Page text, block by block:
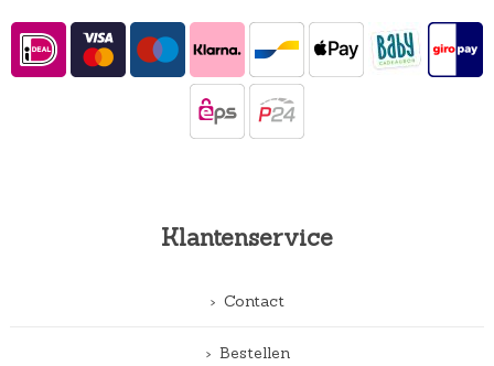
Klantenservice
Contact
Bestellen